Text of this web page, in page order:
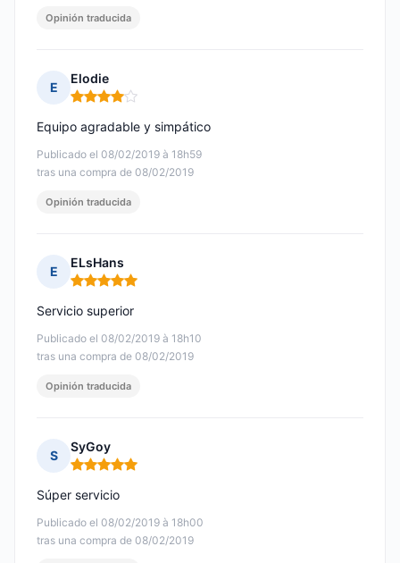
Opinión traducida
E
Elodie
Nota: 4 de 5
Publicado el 08/02/2019 à 18h59
tras una compra de 08/02/2019
Equipo agradable y simpático
Opinión traducida
E
ELsHans
Nota: 5 de 5
Publicado el 08/02/2019 à 18h10
tras una compra de 08/02/2019
Servicio superior
Opinión traducida
S
SyGoy
Nota: 5 de 5
Publicado el 08/02/2019 à 18h00
tras una compra de 08/02/2019
Súper servicio